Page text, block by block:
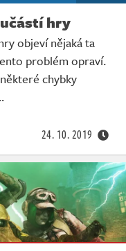
hry
objeví nějaká ta
problém opraví.
chybky
24. 10. 2019